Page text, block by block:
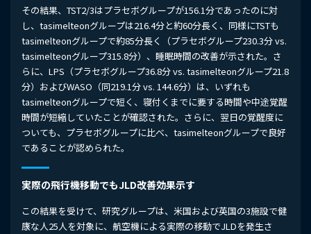
その結果、TST2/3はプラセボグループが156.1分であったのに対
し、tasimelteonグループは216.4分と約60分長く、同様にTSTも
tasimelteonグループで約85分長く（プラセボグループ230.3分 vs.
tasimelteonグループ315.8分）、睡眠時間の改善が示された。さ
らに、LPS（プラセボグループ36.8分 vs. tasimelteonグループ21.8
分）およびWASO（同219.1分 vs. 144.6分）は、いずれも
tasimelteonグループで短く、寝付くまでに要する時間や中途覚醒
時間が短縮していたことが確認された。さらに、翌日の覚醒度に
ついても、プラセボグループに比べ、tasimelteonグループで良好
であることが認められた。
実際の飛行機移動でもJLD改善効果示す
この結果を受けて、研究グループは、米国および英国の3施設で健
康な人25人を対象に、航空機による実際の移動でJLDを発生さ